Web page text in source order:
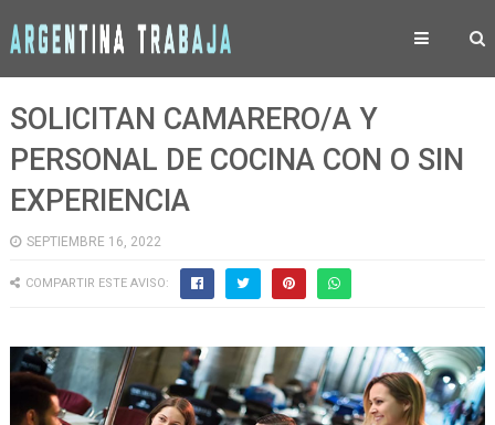
SOLICITAN CAMARERO/A Y
PERSONAL DE COCINA CON O SIN
EXPERIENCIA
SEPTIEMBRE 16, 2022
COMPARTIR ESTE AVISO: